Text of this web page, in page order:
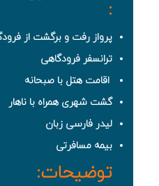
:
پرواز رفت و برگشت از
ترانسفر فرودگاهی
اقامت هتل با صبحانه
گشت شهری همراه با ناهار
لیدر فارسی زبان
بیمه مسافرتی
توضیحات: